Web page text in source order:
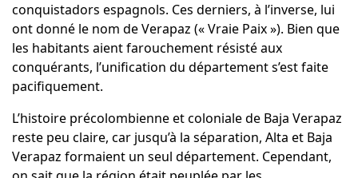
conquistadors espagnols. Ces derniers, à l’inverse, lui
ont donné le nom de Verapaz (« Vraie Paix »). Bien que
les habitants aient farouchement résisté aux
conquérants, l’unification du département s’est faite
pacifiquement.
L’histoire précolombienne et coloniale de Baja Verapaz
reste peu claire, car jusqu’à la séparation, Alta et Baja
Verapaz formaient un seul département. Cependant,